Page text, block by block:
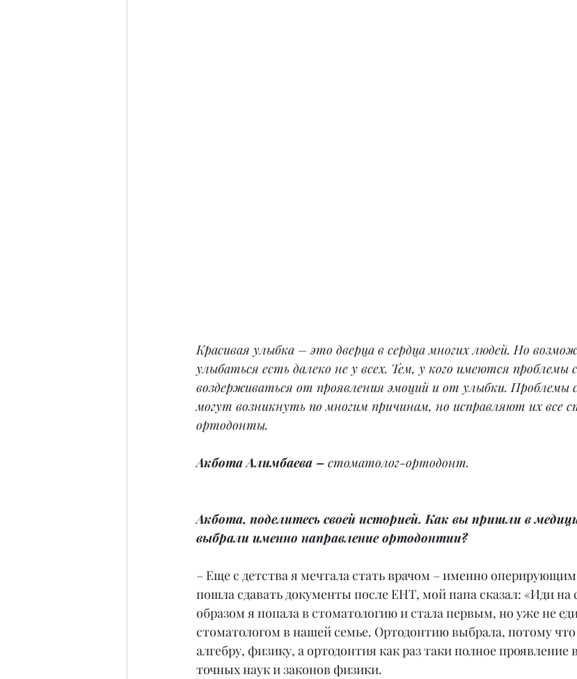
Красивая улыбка – это дверца в сердца многих людей. Но
улыбаться есть далеко не у всех. Тем, у кого имеются проблемы
воздерживаться от проявления эмоций и от улыбки. Проблемы
могут возникнуть по многим причинам, но исправляют их все
ортодонты.
Акбота Алимбаева – стоматолог-ортодонт.
Акбота, поделитесь своей историей. Как вы пришли в
выбрали именно направление ортодонтии?
– Еще с детства я мечтала стать врачом – именно
пошла сдавать документы после ЕНТ, мой папа сказал: «Иди на
образом я попала в стоматологию и стала первым, но уже не
стоматологом в нашей семье. Ортодонтию выбрала, потому
алгебру, физику, а ортодонтия как раз таки полное проявление
точных наук и законов физики.